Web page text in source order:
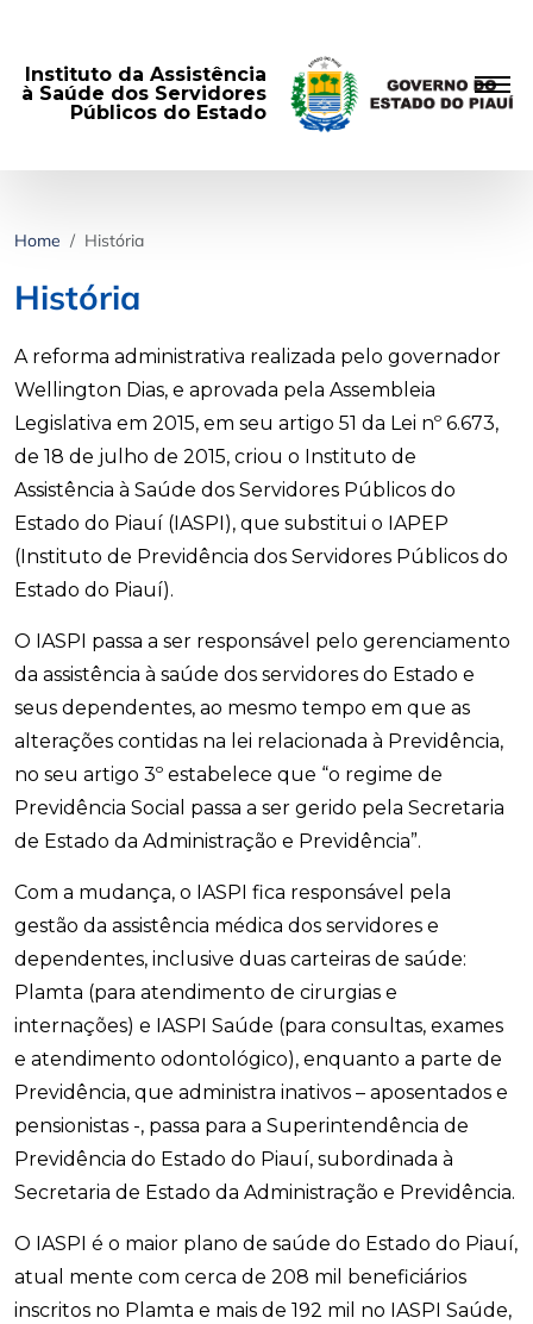
Instituto da Assistência
à Saúde dos Servidores
Públicos do Estado
Home História
História
A reforma administrativa realizada pelo governador
Wellington Dias, e aprovada pela Assembleia
Legislativa em 2015, em seu artigo 51 da Lei nº 6.673,
de 18 de julho de 2015, criou o Instituto de
Assistência à Saúde dos Servidores Públicos do
Estado do Piauí (IASPI), que substitui o IAPEP
(Instituto de Previdência dos Servidores Públicos do
Estado do Piauí).
O IASPI passa a ser responsável pelo gerenciamento
da assistência à saúde dos servidores do Estado e
seus dependentes, ao mesmo tempo em que as
alterações contidas na lei relacionada à Previdência,
no seu artigo 3º estabelece que “o regime de
Previdência Social passa a ser gerido pela Secretaria
de Estado da Administração e Previdência”.
Com a mudança, o IASPI fica responsável pela
gestão da assistência médica dos servidores e
dependentes, inclusive duas carteiras de saúde:
Plamta (para atendimento de cirurgias e
internações) e IASPI Saúde (para consultas, exames
e atendimento odontológico), enquanto a parte de
Previdência, que administra inativos – aposentados e
pensionistas -, passa para a Superintendência de
Previdência do Estado do Piauí, subordinada à
Secretaria de Estado da Administração e Previdência.
O IASPI é o maior plano de saúde do Estado do Piauí,
atual mente com cerca de 208 mil beneficiários
inscritos no Plamta e mais de 192 mil no IASPI Saúde,